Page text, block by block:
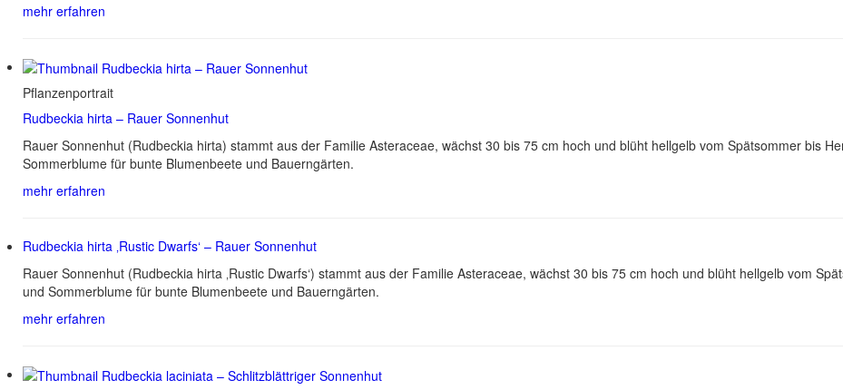
mehr erfahren
Pflanzenportrait
Rudbeckia hirta – Rauer Sonnenhut
Rauer Sonnenhut (Rudbeckia hirta) stammt aus der Familie Asteraceae, wächst 30 bis 75 cm hoch und blüht hellgelb vom Spätsommer bis
Sommerblume für bunte Blumenbeete und Bauerngärten.
mehr erfahren
Rudbeckia hirta ‚Rustic Dwarfs‘ – Rauer Sonnenhut
Rauer Sonnenhut (Rudbeckia hirta ‚Rustic Dwarfs‘) stammt aus der Familie Asteraceae, wächst 30 bis 75 cm hoch und blüht hellgelb vom
und Sommerblume für bunte Blumenbeete und Bauerngärten.
mehr erfahren